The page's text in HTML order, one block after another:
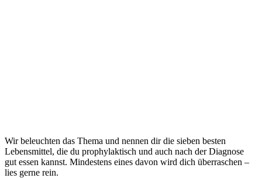
Wir beleuchten das Thema und nennen dir die sieben besten
Lebensmittel, die du prophylaktisch und auch nach der Diagnose
gut essen kannst. Mindestens eines davon wird dich überraschen –
lies gerne rein.